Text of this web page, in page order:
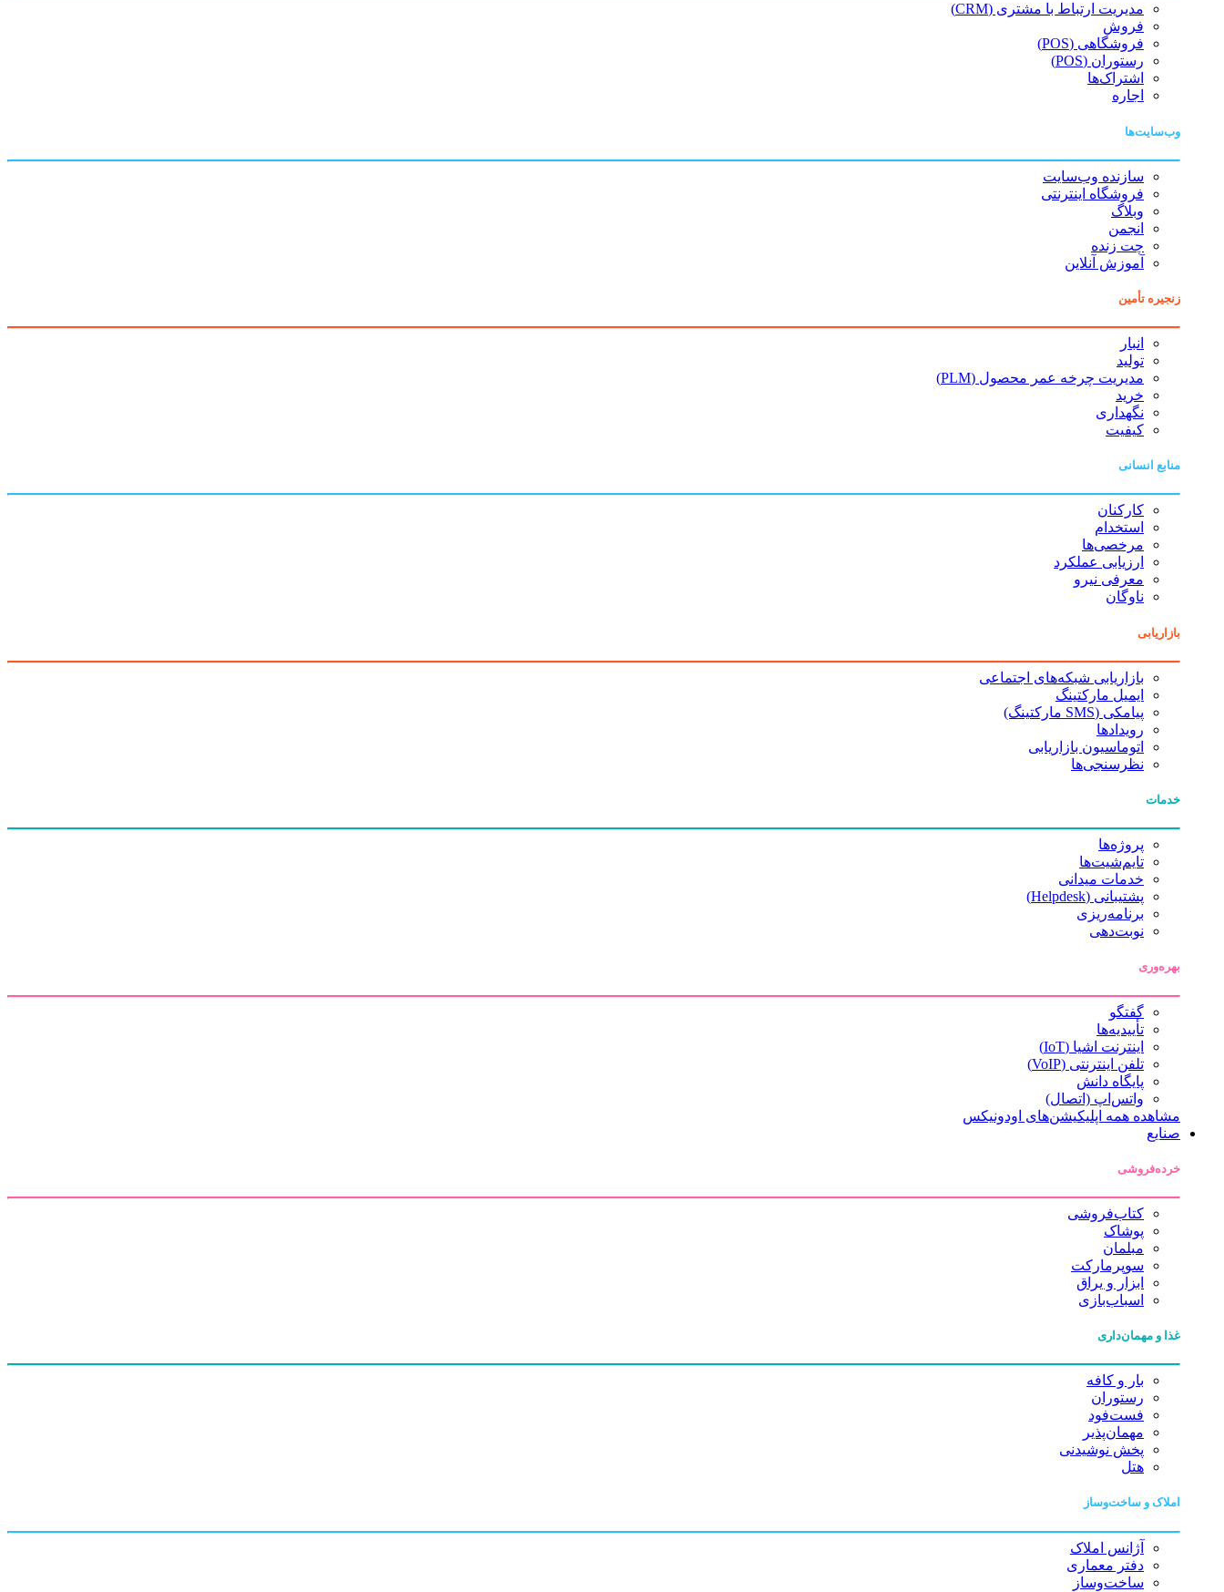
مدیریت ارتباط با مشتری (CRM)
فروش
فروشگاهی (POS)
رستوران (POS)
اشتراک‌ها
اجاره
وب‌سایت‌ها
سازنده وب‌سایت
فروشگاه اینترنتی
وبلاگ
انجمن
چت زنده
آموزش آنلاین
زنجیره تأمین
انبار
تولید
مدیریت چرخه عمر محصول (PLM)
خرید
نگهداری
کیفیت
منابع انسانی
کارکنان
استخدام
مرخصی‌ها
ارزیابی عملکرد
معرفی نیرو
ناوگان
بازاریابی
بازاریابی شبکه‌های اجتماعی
ایمیل مارکتینگ
پیامکی (SMS مارکتینگ)
رویدادها
اتوماسیون بازاریابی
نظرسنجی‌ها
خدمات
پروژه‌ها
تایم‌شیت‌ها
خدمات میدانی
پشتیبانی (Helpdesk)
برنامه‌ریزی
نوبت‌دهی
بهره‌وری
گفتگو
تأییدیه‌ها
اینترنت اشیا (IoT)
تلفن اینترنتی (VoIP)
پایگاه دانش
واتس‌اپ (اتصال)
مشاهده همه اپلیکیشن‌های اودونیکس
صنایع
خرده‌فروشی
کتاب‌فروشی
پوشاک
مبلمان
سوپرمارکت
ابزار و یراق
اسباب‌بازی
غذا و مهمان‌داری
بار و کافه
رستوران
فست‌فود
مهمان‌پذیر
پخش نوشیدنی
هتل
املاک و ساخت‌وساز
آژانس املاک
دفتر معماری
ساخت‌وساز